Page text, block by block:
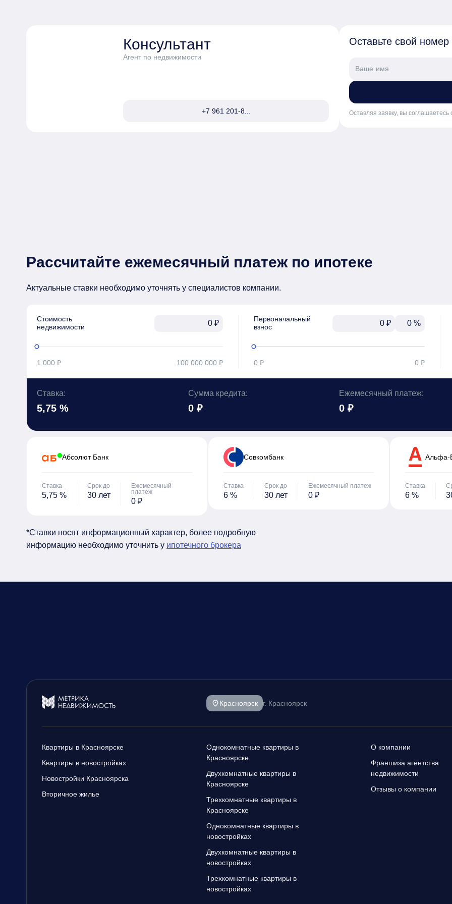
Консультант
Агент по недвижимости
+7 961 201-8...
Оставьте свой
Оставляя заявку, вы соглашаетесь
Рассчитайте ежемесячный платеж по ипотеке
Актуальные ставки необходимо уточнять у специалистов компании.
Стоимость
недвижимости
₽
1 000 ₽ 100 000 000 ₽
Первоначальный
взнос
₽ %
0 ₽ 0 ₽
Ставка:
5,75 %
Сумма кредита:
0 ₽
Ежемесячный платеж:
0 ₽
Абсолют Банк
Ставка
5,75 %
Срок до
30 лет
Ежемесячный
платеж
0 ₽
Cовкомбанк
Ставка
6 %
Срок до
30 лет
Ежемесячный платеж
0 ₽
Альфа-
Ставка
6 %
*Ставки носят информационный характер, более подробную
информацию необходимо уточнить у ипотечного брокера
Красноярск г. Красноярск
Квартиры в Красноярске
Квартиры в новостройках
Новостройки Красноярска
Вторичное жилье
Однокомнатные квартиры в
Красноярске
Двухкомнатные квартиры в
Красноярске
Трехкомнатные квартиры в
Красноярске
Однокомнатные квартиры в
новостройках
Двухкомнатные квартиры в
новостройках
Трехкомнатные квартиры в
новостройках
О компании
Франшиза агентства
недвижимости
Отзывы о компании